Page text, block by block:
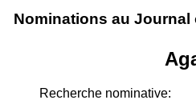
Nominations au
Recherche nominative: